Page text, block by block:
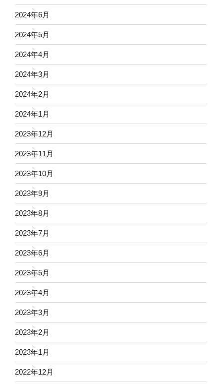
2024年6月
2024年5月
2024年4月
2024年3月
2024年2月
2024年1月
2023年12月
2023年11月
2023年10月
2023年9月
2023年8月
2023年7月
2023年6月
2023年5月
2023年4月
2023年3月
2023年2月
2023年1月
2022年12月